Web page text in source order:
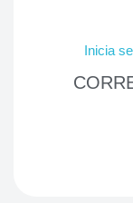
Inicia